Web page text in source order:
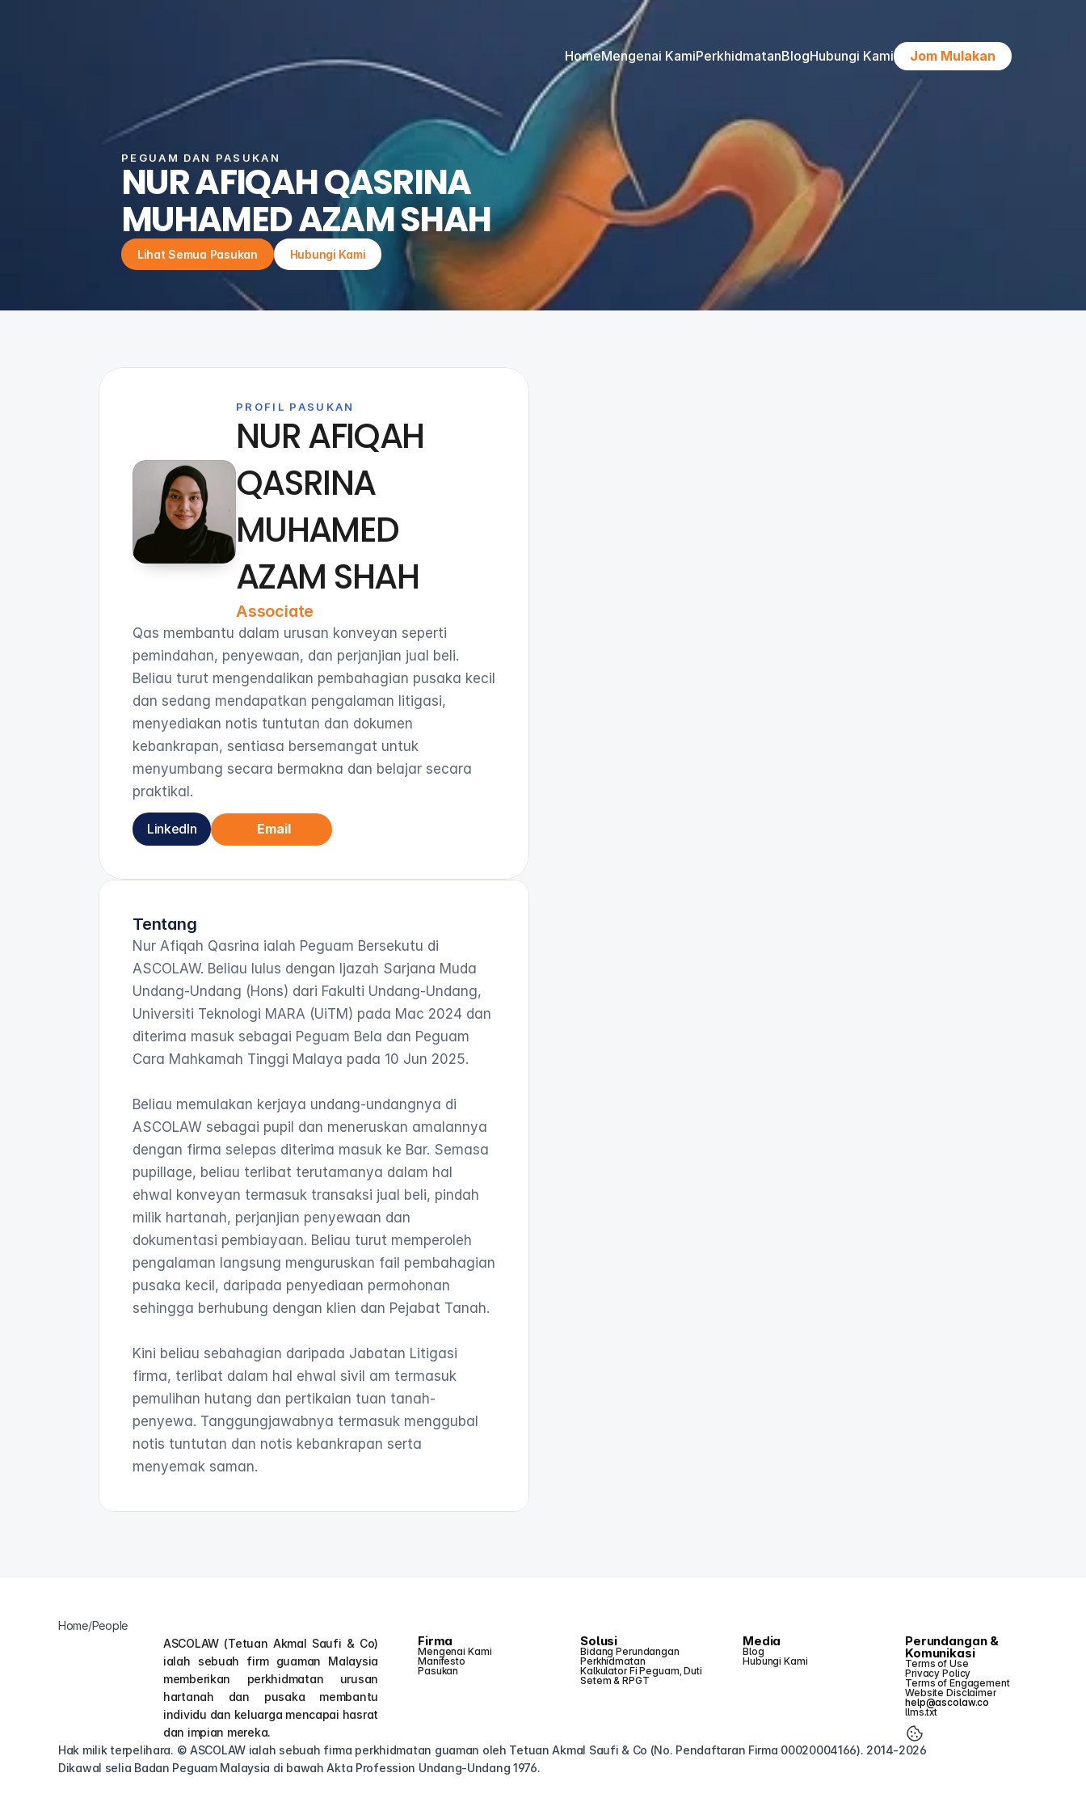
HomeMengenai KamiPerkhidmatanBlogHubungi Kami Jom Mulakan
PEGUAM DAN PASUKAN
NUR AFIQAH QASRINA
MUHAMED AZAM SHAH
Lihat Semua Pasukan Hubungi Kami
PROFIL PASUKAN
NUR AFIQAH
QASRINA
MUHAMED
AZAM SHAH
Associate
Qas membantu dalam urusan konveyan seperti
pemindahan, penyewaan, dan perjanjian jual beli.
Beliau turut mengendalikan pembahagian pusaka kecil
dan sedang mendapatkan pengalaman litigasi,
menyediakan notis tuntutan dan dokumen
kebankrapan, sentiasa bersemangat untuk
menyumbang secara bermakna dan belajar secara
praktikal.
LinkedIn Email
Tentang
Nur Afiqah Qasrina ialah Peguam Bersekutu di
ASCOLAW. Beliau lulus dengan Ijazah Sarjana Muda
Undang-Undang (Hons) dari Fakulti Undang-Undang,
Universiti Teknologi MARA (UiTM) pada Mac 2024 dan
diterima masuk sebagai Peguam Bela dan Peguam
Cara Mahkamah Tinggi Malaya pada 10 Jun 2025.
Beliau memulakan kerjaya undang-undangnya di
ASCOLAW sebagai pupil dan meneruskan amalannya
dengan firma selepas diterima masuk ke Bar. Semasa
pupillage, beliau terlibat terutamanya dalam hal
ehwal konveyan termasuk transaksi jual beli, pindah
milik hartanah, perjanjian penyewaan dan
dokumentasi pembiayaan. Beliau turut memperoleh
pengalaman langsung menguruskan fail pembahagian
pusaka kecil, daripada penyediaan permohonan
sehingga berhubung dengan klien dan Pejabat Tanah.
Kini beliau sebahagian daripada Jabatan Litigasi
firma, terlibat dalam hal ehwal sivil am termasuk
pemulihan hutang dan pertikaian tuan tanah-
penyewa. Tanggungjawabnya termasuk menggubal
notis tuntutan dan notis kebankrapan serta
menyemak saman.
Home/People
ASCOLAW (Tetuan Akmal Saufi & Co)
ialah sebuah firm guaman Malaysia
memberikan perkhidmatan urusan
hartanah dan pusaka membantu
individu dan keluarga mencapai hasrat
dan impian mereka.
Firma
Mengenai Kami
Manifesto
Pasukan
Solusi
Bidang Perundangan
Perkhidmatan
Kalkulator Fi Peguam, Duti
Setem & RPGT
Media
Blog
Hubungi Kami
Perundangan &
Komunikasi
Terms of Use
Privacy Policy
Terms of Engagement
Website Disclaimer
help@ascolaw.co
llms.txt
Hak milik terpelihara. © ASCOLAW ialah sebuah firma perkhidmatan guaman oleh Tetuan Akmal Saufi & Co (No. Pendaftaran Firma 00020004166). 2014-2026
Dikawal selia Badan Peguam Malaysia di bawah Akta Profession Undang-Undang 1976.